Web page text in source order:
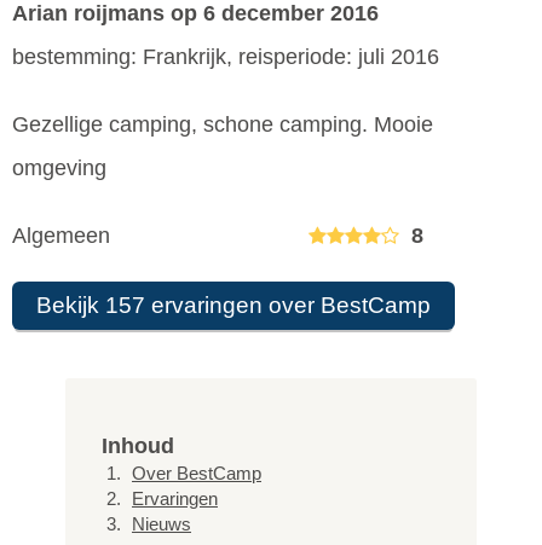
Arian roijmans op 6 december 2016
bestemming: Frankrijk, reisperiode: juli 2016
Gezellige camping, schone camping. Mooie
omgeving
Algemeen 8
Bekijk 157 ervaringen over BestCamp
Inhoud
Over BestCamp
Ervaringen
Nieuws